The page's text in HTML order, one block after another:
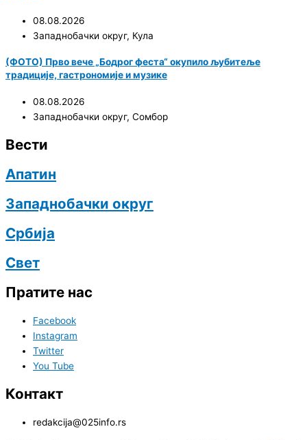
08.08.2026
Западнобачки округ, Кула
(ФОТО) Прво вече „Бодрог феста“ окупило љубитеље
традиције, гастрономије и музике
08.08.2026
Западнобачки округ, Сомбор
Вести
Апатин
Западнобачки округ
Србија
Свет
Пратите нас
Facebook
Instagram
Twitter
You Tube
Контакт
redakcija@025info.rs